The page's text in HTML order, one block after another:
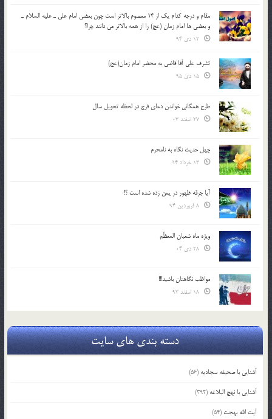
مقام و درجه كدام يك از 14 معصوم بالاتر است چون بعضي امام علي ـ عليه السلام ـ
و بعضي ها امام زمان (عج) را از همه بالاتر مي دانند چرا؟
تشرف علي آقا قاضي به محضر امام زمان(عج)
طرح همگانی خواندن دعای فرج در لحظه تحویل سال
چهل حدیث نگاه به نامحرم
آیا جرقه ظهور در یمن زده شده است ؟!
ویژه ماه شعبان المعظّم
مواظب نگاهتان باشید!!!
دسته بندی های سایت
آشنایی با صحیفه سجادیه (56)
آشنایی با نهج البلاغه (392)
آیت الله بهجت (54)